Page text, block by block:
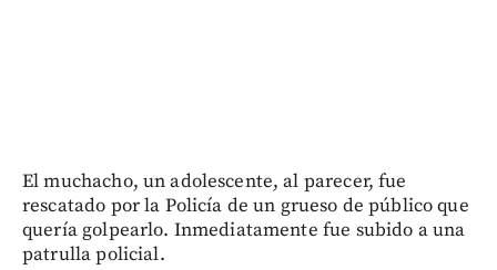
El muchacho, un adolescente, al parecer, fue
rescatado por la Policía de un grueso de público que
quería golpearlo. Inmediatamente fue subido a una
patrulla policial.